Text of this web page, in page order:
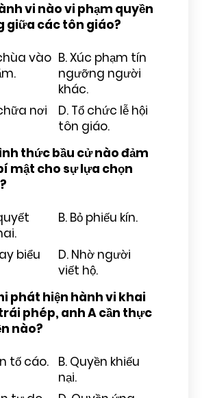
vi nào vi phạm quyền
giữa các tôn giáo?
vào B. Xúc phạm tín
ngưỡng người
khác.
nơi
D. Tổ chức lễ hội
tôn giáo.
thức bầu cử nào đảm
mật cho sự lựa chọn
B. Bỏ phiếu kín.
biểu
D. Nhờ người
viết hộ.
phát hiện hành vi khai
phép, anh A cần thực
nào?
tố cáo.
B. Quyền khiếu
nại.